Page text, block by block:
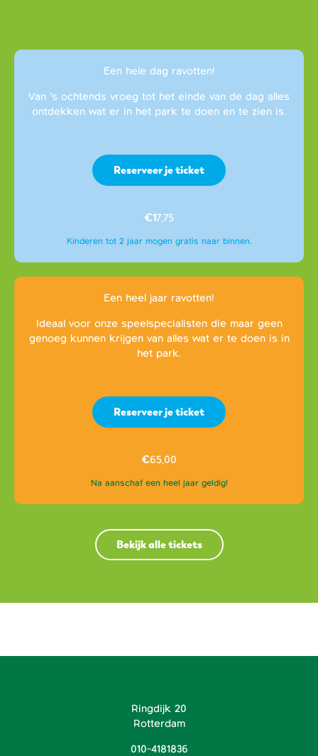
Een hele dag ravotten!
Van ’s ochtends vroeg tot het einde van de dag alles
ontdekken wat er in het park te doen en te zien is.
Reserveer je ticket
€17,75
Kinderen tot 2 jaar mogen gratis naar binnen.
Een heel jaar ravotten!
Ideaal voor onze speelspecialisten die maar geen
genoeg kunnen krijgen van alles wat er te doen is in
het park.
Reserveer je ticket
€65,00
Na aanschaf een heel jaar geldig!
Bekijk alle tickets
Ringdijk 20
Rotterdam
010-4181836